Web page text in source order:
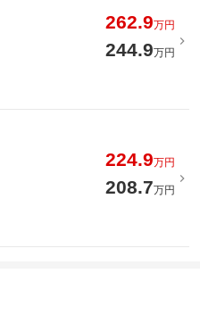
262.9万円
244.9万円
224.9万円
208.7万円